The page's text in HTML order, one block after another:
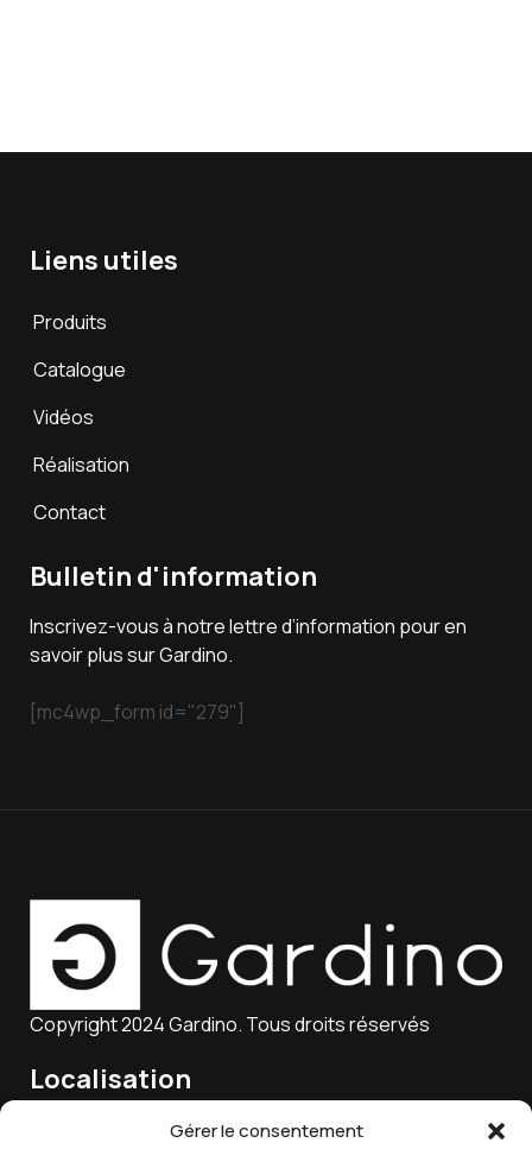
Gérer le consentement
Liens utiles
Produits
Catalogue
Vidéos
Réalisation
Contact
Bulletin d'information
Inscrivez-vous à notre lettre d’information pour en
savoir plus sur Gardino.
[mc4wp_form id="279"]
Copyright 2024 Gardino. Tous droits réservés
Localisation
15 Rue Charles Marie Lagier, 25300 Pontarlier, France